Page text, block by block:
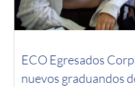
ECO Egresados
nuevos graduandos